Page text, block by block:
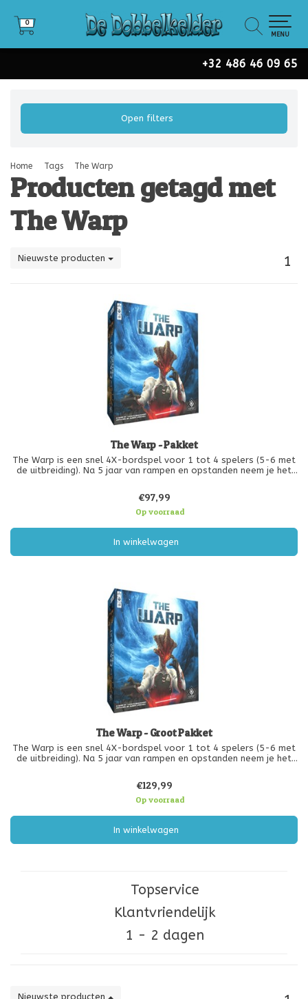
+32 486 46 09 65
0
0
MENU
Open filters
Home Tags The Warp
Producten getagd met
The Warp
Nieuwste producten 1
The Warp - Pakket
The Warp is een snel 4X-bordspel voor 1 tot 4 spelers (5-6 met
de uitbreiding). Na 5 jaar van rampen en opstanden neem je het
€97,99
Op voorraad
In winkelwagen
The Warp - Groot Pakket
The Warp is een snel 4X-bordspel voor 1 tot 4 spelers (5-6 met
de uitbreiding). Na 5 jaar van rampen en opstanden neem je het
€129,99
Op voorraad
In winkelwagen
Topservice
Klantvriendelijk
1 - 2 dagen
Nieuwste producten